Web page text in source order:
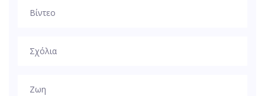
Βίντεο
Σχόλια
Ζωη